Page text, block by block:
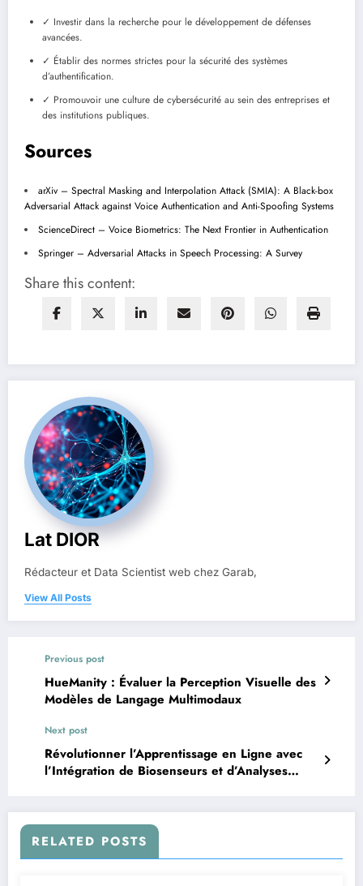
✓ Investir dans la recherche pour le développement de défenses
avancées.
✓ Établir des normes strictes pour la sécurité des systèmes
d’authentification.
✓ Promouvoir une culture de cybersécurité au sein des entreprises et
des institutions publiques.
Sources
arXiv – Spectral Masking and Interpolation Attack (SMIA): A Black-box
Adversarial Attack against Voice Authentication and Anti-Spoofing Systems
ScienceDirect – Voice Biometrics: The Next Frontier in Authentication
Springer – Adversarial Attacks in Speech Processing: A Survey
Share this content:
Lat DIOR
Rédacteur et Data Scientist web chez Garab,
View All Posts
Previous post
HueManity : Évaluer la Perception Visuelle des
Modèles de Langage Multimodaux
Next post
Révolutionner l’Apprentissage en Ligne avec
l’Intégration de Biosenseurs et d’Analyses
RELATED POSTS